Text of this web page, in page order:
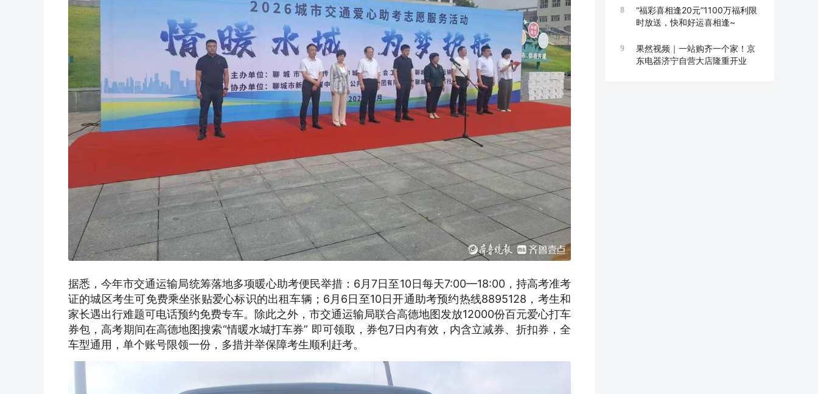
据悉，今年市交通运输局统筹落地多项暖心助考便民举措：6月7日至10日每天7:00—18:00，持高考准考
证的城区考生可免费乘坐张贴爱心标识的出租车辆；6月6日至10日开通助考预约热线8895128，考生和
家长遇出行难题可电话预约免费专车。除此之外，市交通运输局联合高德地图发放12000份百元爱心打车
券包，高考期间在高德地图搜索“情暖水城打车券” 即可领取，券包7日内有效，内含立减券、折扣券，全
车型通用，单个账号限领一份，多措并举保障考生顺利赶考。
8
“福彩喜相逢20元”1100万福利限
时放送，快和好运喜相逢~
9
果然视频｜一站购齐一个家！京
东电器济宁自营大店隆重开业